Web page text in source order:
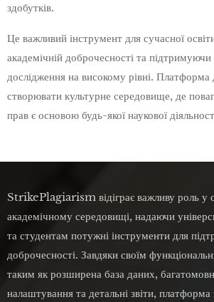
здобутків.
Це важливий інструмент для сучасної
академічній доброчесності та
дослідження на високому рівні. Платформа
створювати культурне середовище, де
прав є основою будь-якої наукової
StrikePlagiarism відіграє важливу роль у
академічному середовищі, надаючи
та студентам потужні інструменти для
доброчесності. Завдяки своїм
таким як розширена база даних,
налаштування та детальні звіти, платформа